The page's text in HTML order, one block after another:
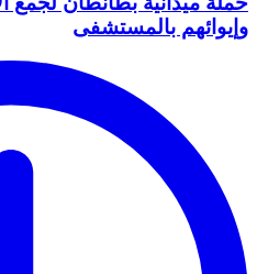
وإيوائهم بالمستشفى